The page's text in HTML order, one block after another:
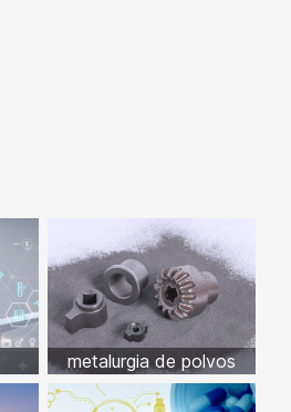
metalurgia de polvos